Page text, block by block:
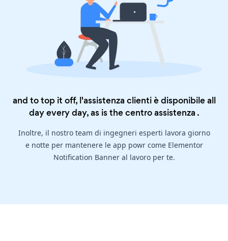
and to top it off, l'assistenza clienti è disponibile all
day every day, as is thecentro assistenza .
Inoltre, il nostro team di ingegneri esperti lavora giorno
e notte per mantenere le app powr come Elementor
Notification Banner al lavoro per te.